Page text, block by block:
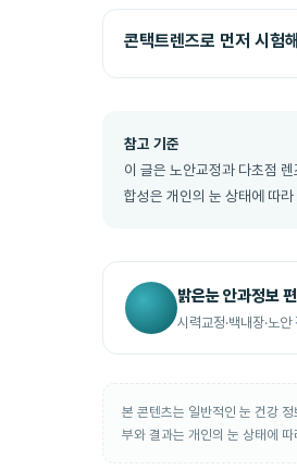
콘택트렌즈로 먼저 시험
참고 기준
이 글은 노안교정과 다초점
합성은 개인의 눈 상태에 따
밝은눈 안과정보
시력교정·백내장·노
본 콘텐츠는 일반적인 눈 건강
부와 결과는 개인의 눈 상태에